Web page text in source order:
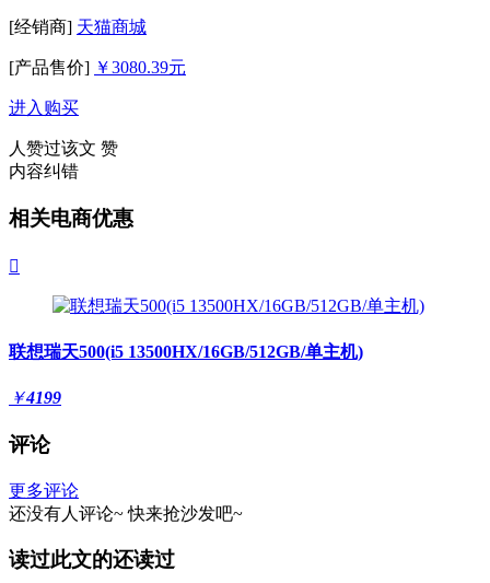
[经销商] 天猫商城
[产品售价] ￥3080.39元
进入购买
人赞过该文 赞
内容纠错
相关电商优惠

联想瑞天500(i5 13500HX/16GB/512GB/单主机)
￥4199
评论
更多评论
还没有人评论~ 快来抢沙发吧~
读过此文的还读过